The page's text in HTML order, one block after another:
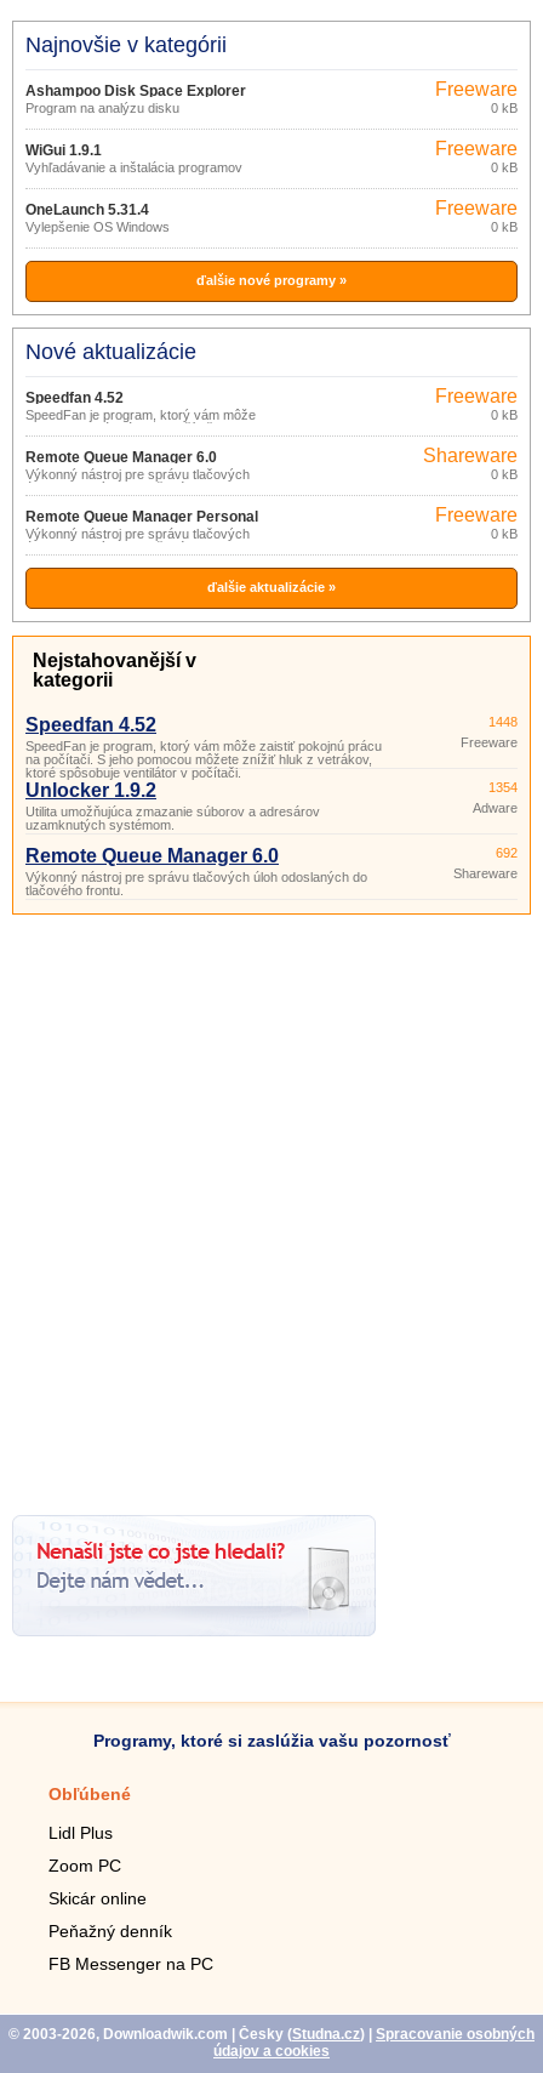
Najnovšie v kategórii
Ashampoo Disk Space Explorer
2023.38823
Program na analýzu disku
Freeware
0 kB
WiGui 1.9.1
Vyhľadávanie a inštalácia programov
Freeware
0 kB
OneLaunch 5.31.4
Vylepšenie OS Windows
Freeware
0 kB
ďalšie nové programy »
Nové aktualizácie
Speedfan 4.52
SpeedFan je program, ktorý vám môže
zaistiť pokojnú prácu na počítači. S jeho
pomocou môžete znížiť hluk z vetrákov,
ktoré spôsobuje ventilátor v počítači.
Freeware
0 kB
Remote Queue Manager 6.0
Výkonný nástroj pre správu tlačových
úloh odoslaných do tlačového frontu.
Shareware
0 kB
Remote Queue Manager Personal
6.0
Výkonný nástroj pre správu tlačových
úloh odoslaných do tlačového frontu.
Freeware
(pro
nekomerční
účely)
0 kB
ďalšie aktualizácie »
Nejstahovanější v
kategorii
Speedfan 4.52
SpeedFan je program, ktorý vám môže zaistiť pokojnú prácu
na počítači. S jeho pomocou môžete znížiť hluk z vetrákov,
ktoré spôsobuje ventilátor v počítači.
1448
Freeware
Unlocker 1.9.2
Utilita umožňujúca zmazanie súborov a adresárov
uzamknutých systémom.
1354
Adware
Remote Queue Manager 6.0
Výkonný nástroj pre správu tlačových úloh odoslaných do
tlačového frontu.
692
Shareware
Programy, ktoré si zaslúžia vašu pozornosť
Obľúbené
Lidl Plus
Zoom PC
Skicár online
Peňažný denník
FB Messenger na PC
© 2003-2026, Downloadwik.com | Česky (Studna.cz)
Spracovanie osobných
údajov a cookies